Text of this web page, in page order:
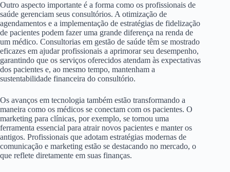
Outro aspecto importante é a forma como os profissionais de
saúde gerenciam seus consultórios. A otimização de
agendamentos e a implementação de estratégias de fidelização
de pacientes podem fazer uma grande diferença na renda de
um médico. Consultorias em gestão de saúde têm se mostrado
eficazes em ajudar profissionais a aprimorar seu desempenho,
garantindo que os serviços oferecidos atendam às expectativas
dos pacientes e, ao mesmo tempo, mantenham a
sustentabilidade financeira do consultório.
Os avanços em tecnologia também estão transformando a
maneira como os médicos se conectam com os pacientes. O
marketing para clínicas, por exemplo, se tornou uma
ferramenta essencial para atrair novos pacientes e manter os
antigos. Profissionais que adotam estratégias modernas de
comunicação e marketing estão se destacando no mercado, o
que reflete diretamente em suas finanças.